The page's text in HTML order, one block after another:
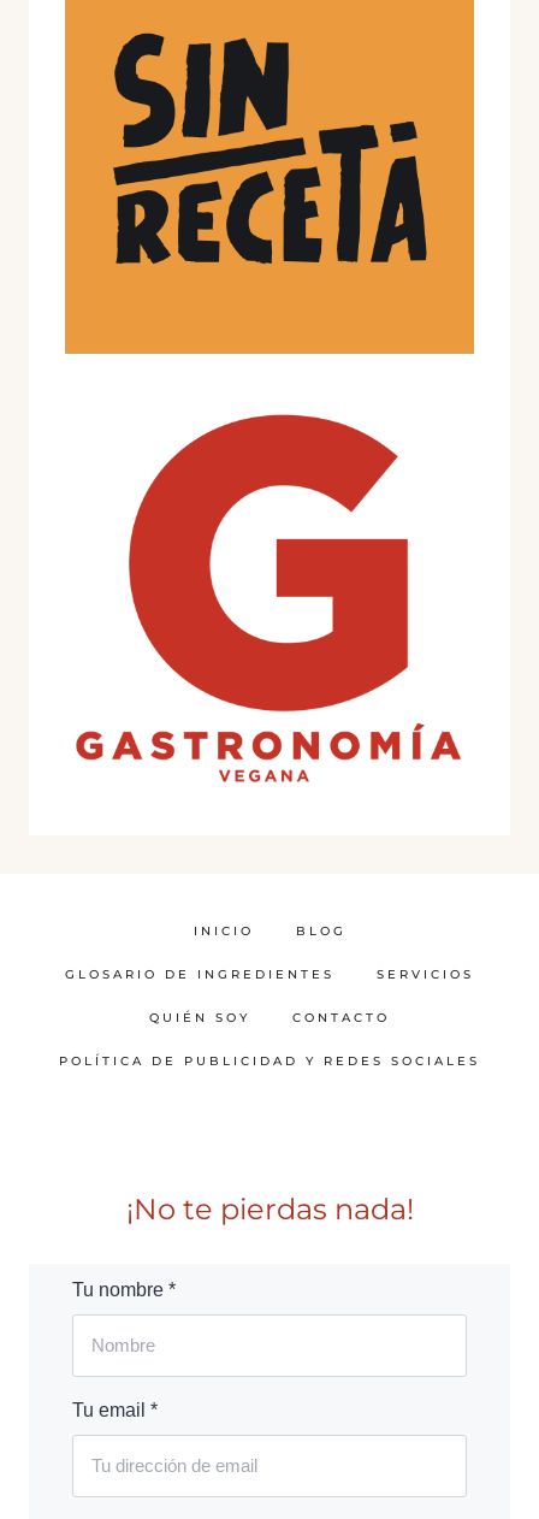
INICIO BLOG
GLOSARIO DE INGREDIENTES SERVICIOS
QUIÉN SOY CONTACTO
POLÍTICA DE PUBLICIDAD Y REDES SOCIALES
¡No te pierdas nada!
Tu nombre *
Tu email *